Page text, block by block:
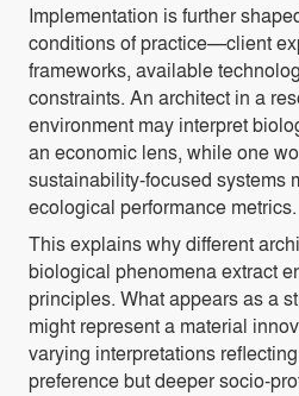
Implementation is further
conditions of practice—client
frameworks, available
constraints. An architect in a
environment may interpret
an economic lens, while one
sustainability-focused systems
ecological performance metrics.
This explains why different
biological phenomena extract
principles. What appears as a
might represent a material
varying interpretations
preference but deeper socio-